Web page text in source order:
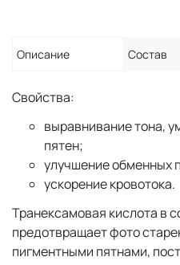
Описание Состав
Свойства:
выравнивание тона,
пятен;
улучшение обменных
ускорение кровотока.
Транексамовая кислота в
предотвращает фото
пигментными пятнами,